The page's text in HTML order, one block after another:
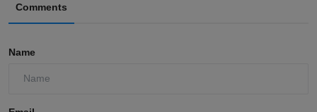
Comments
Name